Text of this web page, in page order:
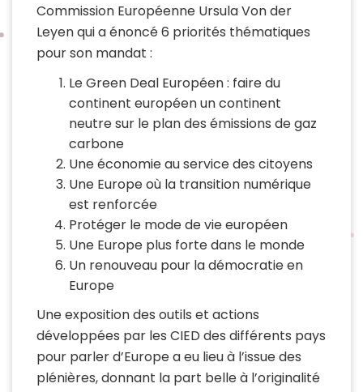
Commission Européenne Ursula Von der
Leyen qui a énoncé 6 priorités thématiques
pour son mandat :
Le Green Deal Européen : faire du
continent européen un continent
neutre sur le plan des émissions de gaz
carbone
Une économie au service des citoyens
Une Europe où la transition numérique
est renforcée
Protéger le mode de vie européen
Une Europe plus forte dans le monde
Un renouveau pour la démocratie en
Europe
Une exposition des outils et actions
développées par les CIED des différents pays
pour parler d’Europe a eu lieu à l’issue des
plénières, donnant la part belle à l’originalité